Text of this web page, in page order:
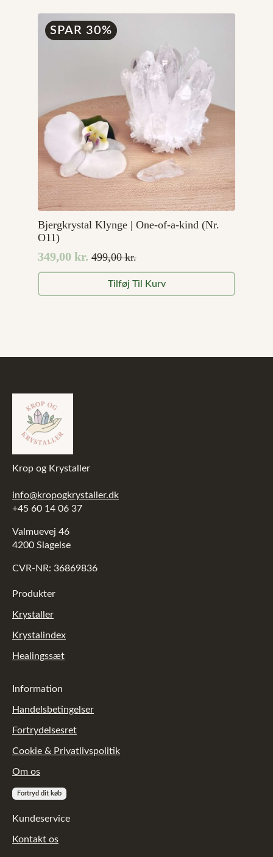
99,00 kr..
49,00 kr..
SPAR 30%
Bjergkrystal Klynge | One-of-a-kind (Nr.
O11)
499,00kr.
Den
oprindelige
pris
349,00 kr.
Den
aktuelle
pris
Tilføj Til Kurv
Krop og Krystaller
info@kropogkrystaller.dk
+45 60 14 06 37
Valmuevej 46
4200 Slagelse
CVR-NR: 36869836
Produkter
Krystaller
Krystalindex
Healingssæt
Information
Handelsbetingelser
Fortrydelsesret
Cookie & Privatlivspolitik
Om os
Fortryd dit køb
Kundeservice
Kontakt os